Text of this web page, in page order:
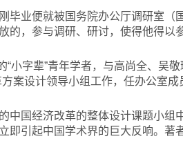
毕业便就被国务院办公厅调研室（
，参与调研、研讨，使得他得以参
小字辈”青年学者，与高尚全、吴
案设计领导小组工作，任办公室成
中国经济改革的整体设计课题小组
引起中国学术界的巨大反响。著